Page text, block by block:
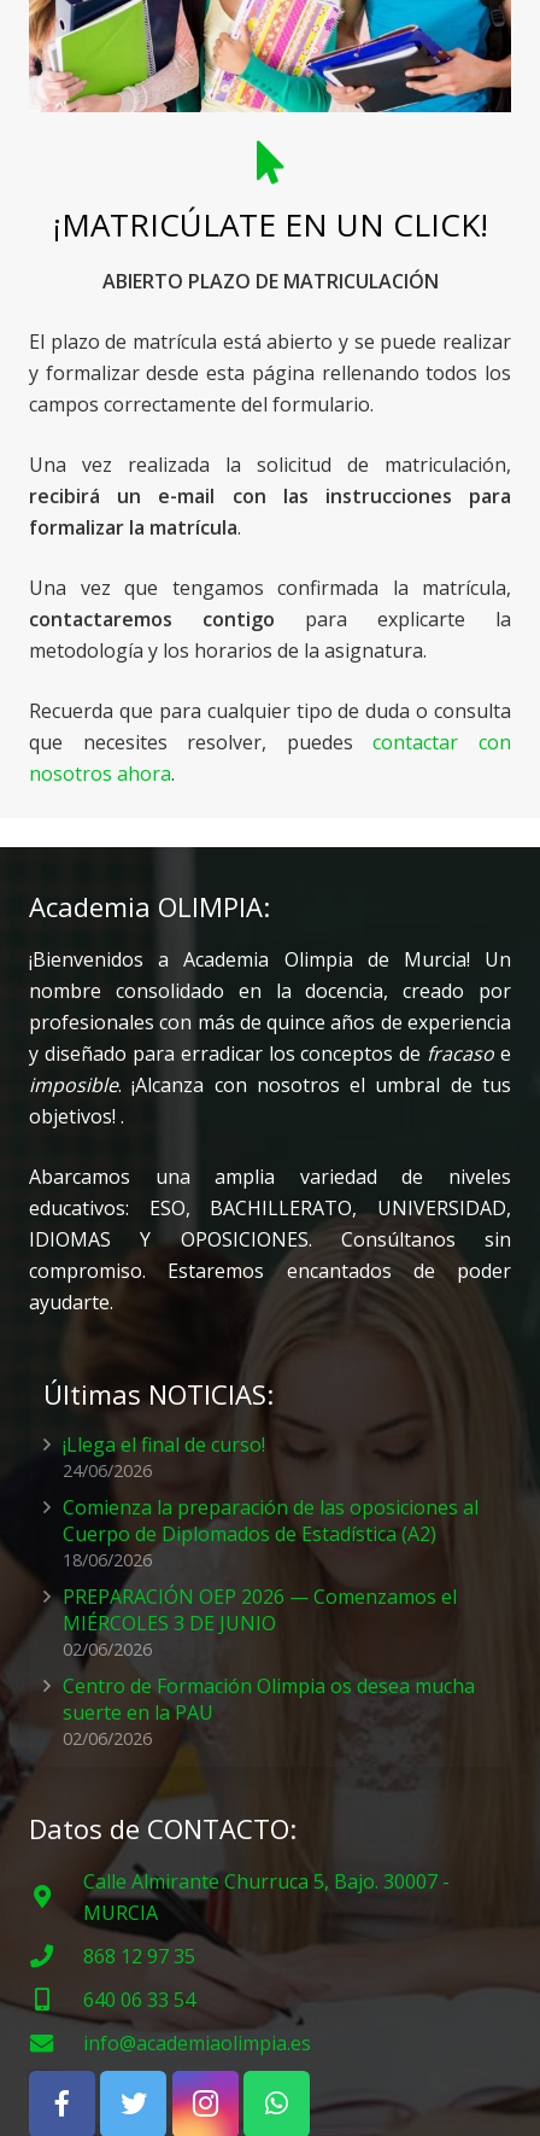
¡MATRICÚLATE EN UN CLICK!
ABIERTO PLAZO DE MATRICULACIÓN
El plazo de matrícula está abierto y se puede realizar
y formalizar desde esta página rellenando todos los
campos correctamente del formulario.
Una vez realizada la solicitud de matriculación,
recibirá un e-mail con las instrucciones para
formalizar la matrícula.
Una vez que tengamos confirmada la matrícula,
contactaremos contigo para explicarte la
metodología y los horarios de la asignatura.
Recuerda que para cualquier tipo de duda o consulta
que necesites resolver, puedescontactar con
nosotros ahora.
Academia OLIMPIA:
¡Bienvenidos a Academia Olimpia de Murcia! Un
nombre consolidado en la docencia, creado por
profesionales con más de quince años de experiencia
y diseñado para erradicar los conceptos de fracaso e
imposible. ¡Alcanza con nosotros el umbral de tus
objetivos! .
Abarcamos una amplia variedad de niveles
educativos: ESO, BACHILLERATO, UNIVERSIDAD,
IDIOMAS Y OPOSICIONES. Consúltanos sin
compromiso. Estaremos encantados de poder
ayudarte.
Últimas NOTICIAS:
¡Llega el final de curso!
24/06/2026
Comienza la preparación de las oposiciones al
Cuerpo de Diplomados de Estadística (A2)
18/06/2026
PREPARACIÓN OEP 2026 — Comenzamos el
MIÉRCOLES 3 DE JUNIO
02/06/2026
Centro de Formación Olimpia os desea mucha
suerte en la PAU
02/06/2026
Datos de CONTACTO:
Calle Almirante Churruca 5, Bajo. 30007 -
MURCIA
868 12 97 35
640 06 33 54
info@academiaolimpia.es